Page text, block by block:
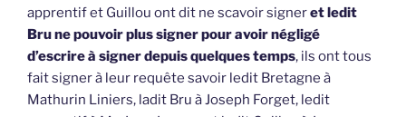
apprentif et Guillou ont dit ne scavoir signeret ledit
Bru ne pouvoir plus signer pour avoir négligé
d’escrire à signer depuis quelques temps, ils ont tous
fait signer à leur requête savoir ledit Bretagne à
Mathurin Liniers, ladit Bru à Joseph Forget, ledit